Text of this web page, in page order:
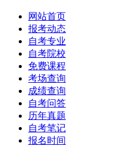
网站首页
报考动态
自考专业
自考院校
免费课程
考场查询
成绩查询
自考问答
历年真题
自考笔记
报名时间